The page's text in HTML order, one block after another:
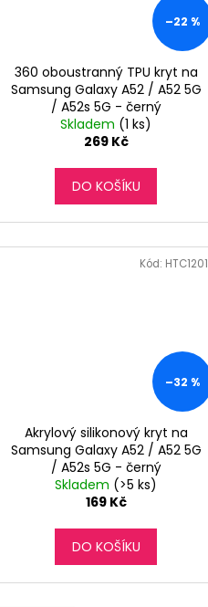
–22 %
360 oboustranný TPU kryt na
Samsung Galaxy A52 / A52 5G
/ A52s 5G - černý
Skladem (1 ks)
269 Kč
DO KOŠÍKU
–32 %
Akrylový silikonový kryt na
Samsung Galaxy A52 / A52 5G
/ A52s 5G - černý
Skladem (>5 ks)
169 Kč
DO KOŠÍKU
Kód: HTC1201